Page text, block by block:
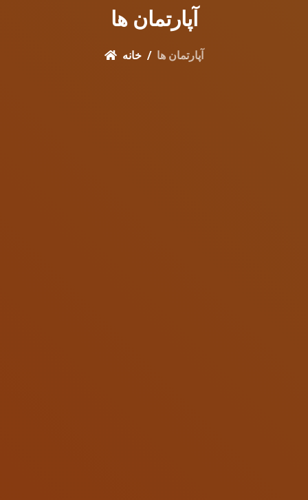
آپارتمان ها
خانه آپارتمان ها